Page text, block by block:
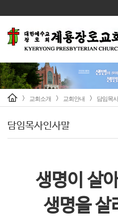
> 교회소개 > 교회안내 > 담임목
담임목사인사말
생명이 살
생명을 살